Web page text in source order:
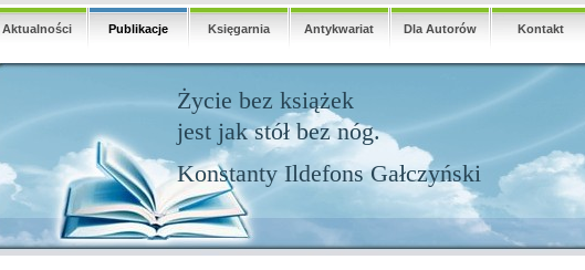
Aktualności Publikacje Księgarnia Antykwariat Dla Autorów Kontakt
Życie bez książek
jest jak stół bez nóg.
Konstanty Ildefons Gałczyński